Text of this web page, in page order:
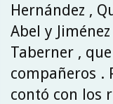
Hernández ,
Abel y
Taberner ,
compañeros .
contó con los